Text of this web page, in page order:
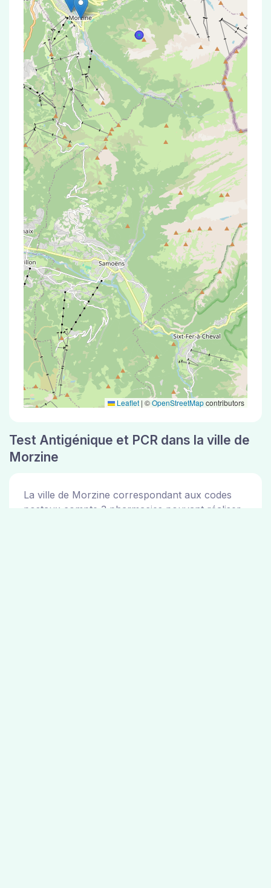
Leaflet | ©OpenStreetMapcontributors
Test Antigénique et PCR dans la ville de
Morzine
La ville de Morzine correspondant aux codes
postaux compte 3 pharmacies pouvant réaliser